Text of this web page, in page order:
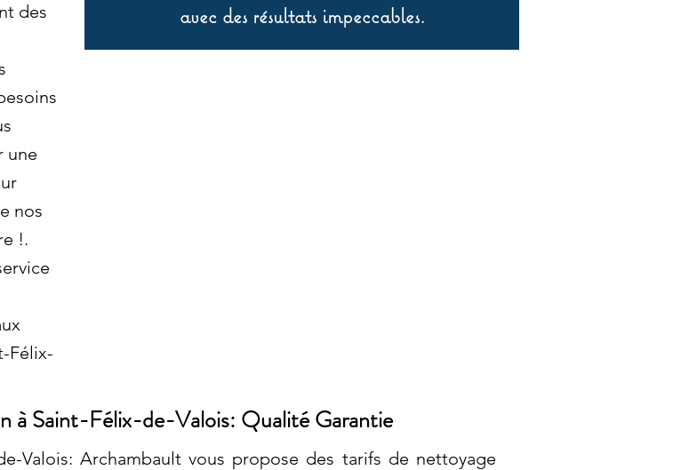
des
une
nos
!.
Félix-
avec des résultats impeccables.
à Saint-Félix-de-Valois: Qualité Garantie
Valois: Archambault vous propose des tarifs de nettoyage